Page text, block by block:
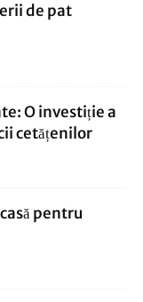
de pat
O investiție a
cetățenilor
pentru